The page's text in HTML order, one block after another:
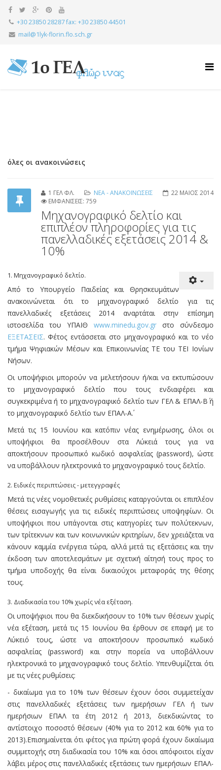
+30 23850 28287 fax: +30 23850 44501
mail@1lyk-florin.flo.sch.gr
όλες οι ανακοινώσεις
1 ΓΕΛ ΦΛ. ΝΕΑ - ΑΝΑΚΟΙΝΩΣΕΙΣ
22 ΜΑΙΟΣ 2014
ΕΜΦΑΝΙΣΕΙΣ: 759
Μηχανογραφικό δελτίο και
επιπλέον πληροφορίες για τις
πανελλαδικές εξετάσεις 2014 &
10%
1. Μηχανογραφικό δελτίο.
Από το Υπουργείο Παιδείας και Θρησκευμάτων
ανακοινώνεται ότι το μηχανογραφικό δελτίο για τις
πανελλαδικές εξετάσεις 2014 αναρτάται στην επίσημη
ιστοσελίδα του ΥΠΑΙΘ www.minedu.gov.gr στο σύνδεσμο
ΕΞΕΤΑΣΕΙΣ. Φέτος εντάσσεται στο μηχανογραφικό και το νέο
τμήμα Ψηφιακών Μέσων και Επικοινωνίας ΤΕ του ΤΕΙ Ιονίων
Νήσων.
Οι υποψήφιοι μπορούν να μελετήσουν ή/και να εκτυπώσουν
το μηχανογραφικό δελτίο που τους ενδιαφέρει και
συγκεκριμένα ή το μηχανογραφικό δελτίο των ΓΕΛ & ΕΠΑΛ-Β΄ ή
το μηχανογραφικό δελτίο των ΕΠΑΛ-Α΄.
Μετά τις 15 Ιουνίου και κατόπιν νέας ενημέρωσης, όλοι οι
υποψήφιοι θα προσέλθουν στα Λύκειά τους για να
αποκτήσουν προσωπικό κωδικό ασφαλείας (password), ώστε
να υποβάλλουν ηλεκτρονικά το μηχανογραφικό τους δελτίο.
2. Ειδικές περιπτώσεις - μετεγγραφές
Μετά τις νέες νομοθετικές ρυθμίσεις καταργούνται οι επιπλέον
θέσεις εισαγωγής για τις ειδικές περιπτώσεις υποψηφίων. Οι
υποψήφιοι που υπάγονται στις κατηγορίες των πολύτεκνων,
των τρίτεκνων και των κοινωνικών κριτηρίων, δεν χρειάζεται να
κάνουν καμμία ενέργεια τώρα, αλλά μετά τις εξετάσεις και την
έκδοση των αποτελεσμάτων με σχετική αίτησή τους προς το
τμήμα υποδοχής θα είναι δικαιούχοι μεταφοράς της θέσης
τους.
3. Διαδικασία του 10% χωρίς νέα εξέταση.
Οι υποψήφιοι που θα διεκδικήσουν το 10% των θέσεων χωρίς
νέα εξέταση, μετά τις 15 Ιουνίου θα έρθουν σε επαφή με το
Λύκειό τους, ώστε να αποκτήσουν προσωπικό κωδικό
ασφαλείας (password) και στην πορεία να υποβάλλουν
ηλεκτρονικά το μηχανογραφικό τους δελτίο. Υπενθυμίζεται ότι
με τις νέες ρυθμίσεις:
- δικαίωμα για το 10% των θέσεων έχουν όσοι συμμετείχαν
στις πανελλαδικές εξετάσεις των ημερήσιων ΓΕΛ ή των
ημερήσιων ΕΠΑΛ τα έτη 2012 ή 2013, διεκδικώντας το
αντίστοιχο ποσοστό θέσεων (40% για το 2012 και 60% για το
2013).Επισημαίνεται ότι φέτος για πρώτη φορά έχουν δικαίωμα
συμμετοχής στη διαδικασία του 10% και όσοι απόφοιτοι είχαν
λάβει μέρος στις πανελλαδικές εξετάσεις των ημερήσιων ΕΠΑΛ-